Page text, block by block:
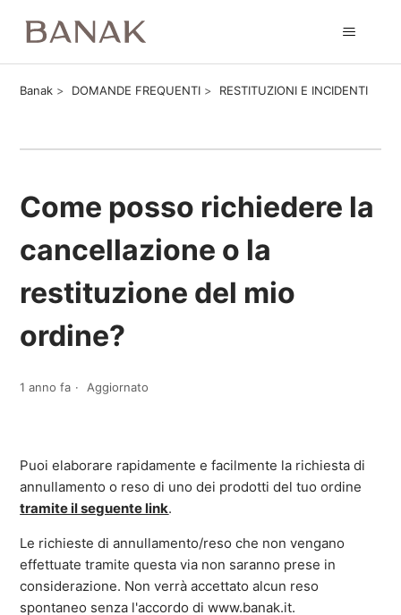
Banak DOMANDE FREQUENTI RESTITUZIONI E INCIDENTI
Come posso richiedere la
cancellazione o la
restituzione del mio
ordine?
1 anno fa Aggiornato
Puoi elaborare rapidamente e facilmente la richiesta di
annullamento o reso di uno dei prodotti del tuo ordine
tramite il seguente link.
Le richieste di annullamento/reso che non vengano
effettuate tramite questa via non saranno prese in
considerazione. Non verrà accettato alcun reso
spontaneo senza l'accordo di www.banak.it.